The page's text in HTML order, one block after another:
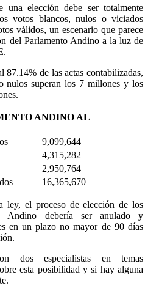
una elección debe ser totalmente
votos blancos, nulos o viciados
válidos, un escenario que parece
del Parlamento Andino a la luz de
87.14% de las actas contabilizadas,
nulos superan los 7 millones y los
ANDINO AL
9,099,644
4,315,282
2,950,764
16,365,670
ley, el proceso de elección de los
Andino debería ser anulado y
en un plazo no mayor de 90 días
dos especialistas en temas
esta posibilidad y si hay alguna